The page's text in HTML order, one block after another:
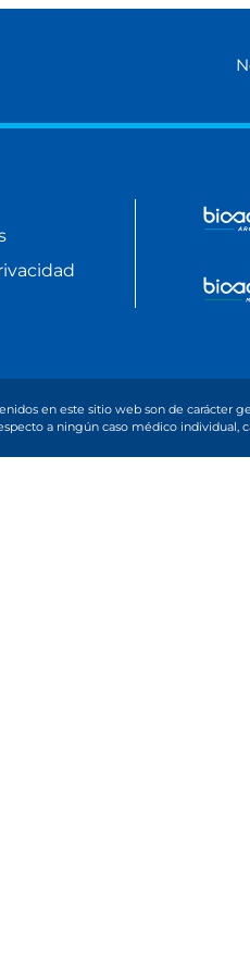
en este sitio web son de carácter
a ningún caso médico